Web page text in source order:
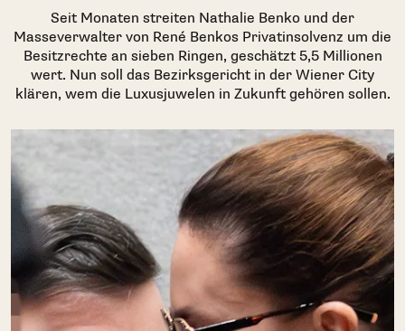
Seit Monaten streiten Nathalie Benko und der
Masseverwalter von René Benkos Privatinsolvenz um die
Besitzrechte an sieben Ringen, geschätzt 5,5 Millionen
wert. Nun soll das Bezirksgericht in der Wiener City
klären, wem die Luxusjuwelen in Zukunft gehören sollen.